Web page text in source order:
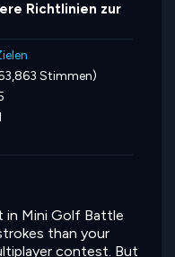
Richtlinien zur
Stimmen)
in Mini Golf Battle
than your
contest. But